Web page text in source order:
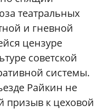
театральных
и гневной
цензуре
советской
системы.
Райкин не
призыв к цеховой